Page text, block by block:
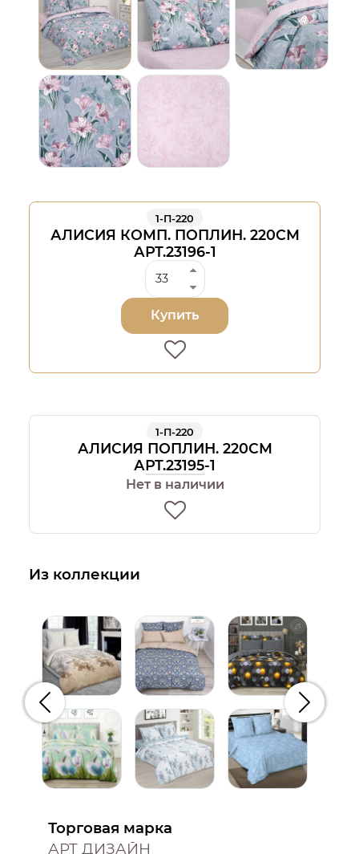
1-П-220
АЛИСИЯ КОМП. ПОПЛИН. 220СМ
АРТ.23196-1
Купить
1-П-220
АЛИСИЯ ПОПЛИН. 220СМ
АРТ.23195-1
Нет в наличии
Из коллекции
Предыдущий
Торговая марка
АРТ ДИЗАЙН